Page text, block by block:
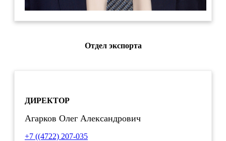
Отдел экспорта
ДИРЕКТОР
Агарков Олег Александрович
+7 ((4722) 207-035